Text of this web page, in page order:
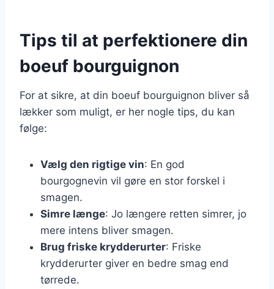
Tips til at perfektionere din
boeuf bourguignon
For at sikre, at din boeuf bourguignon bliver så
lækker som muligt, er her nogle tips, du kan
følge:
Vælg den rigtige vin: En god
bourgognevin vil gøre en stor forskel i
smagen.
Simre længe: Jo længere retten simrer, jo
mere intens bliver smagen.
Brug friske krydderurter: Friske
krydderurter giver en bedre smag end
tørrede.